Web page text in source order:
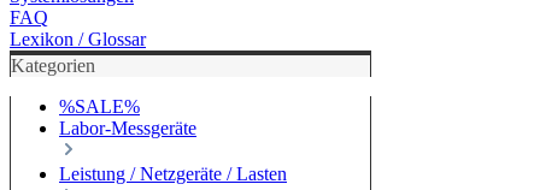
FAQ
Lexikon / Glossar
Kategorien
%SALE%
Labor-Messgeräte
Leistung / Netzgeräte / Lasten